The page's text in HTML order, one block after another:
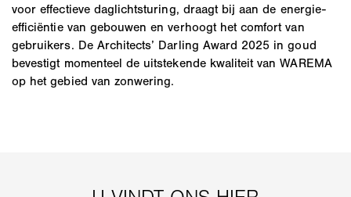
voor effectieve daglichtsturing, draagt bij aan de energie-
efficiëntie van gebouwen en verhoogt het comfort van
gebruikers. De Architects’ Darling Award 2025 in goud
bevestigt momenteel de uitstekende kwaliteit van WAREMA
op het gebied van zonwering.